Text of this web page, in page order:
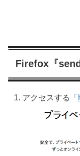
Firefox『
アクセスする「